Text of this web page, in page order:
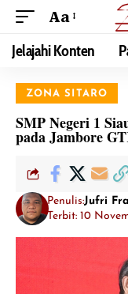
Aa
Jelajahi Konten
ZONA SITARO
SMP Negeri 1
pada Jambore
Penulis:Jufri
Terbit: 10